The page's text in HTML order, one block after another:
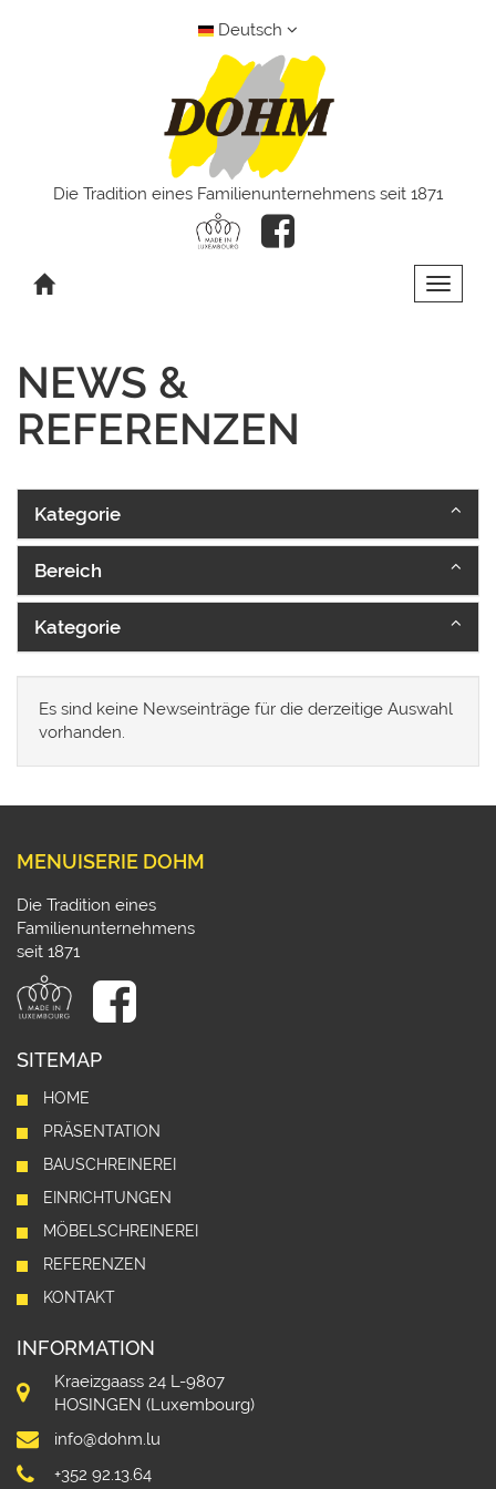
Deutsch
Die Tradition eines Familienunternehmens seit 1871
Toggle
NEWS &
REFERENZEN
Kategorie
Bereich
Kategorie
Es sind keine Newseinträge für die derzeitige Auswahl
vorhanden.
MENUISERIE DOHM
Die Tradition eines
Familienunternehmens
seit 1871
SITEMAP
HOME
PRÄSENTATION
BAUSCHREINEREI
EINRICHTUNGEN
MÖBELSCHREINEREI
REFERENZEN
KONTAKT
INFORMATION
Kraeizgaass 24 L-9807
HOSINGEN (Luxembourg)
info@dohm.lu
+352 92.13.64